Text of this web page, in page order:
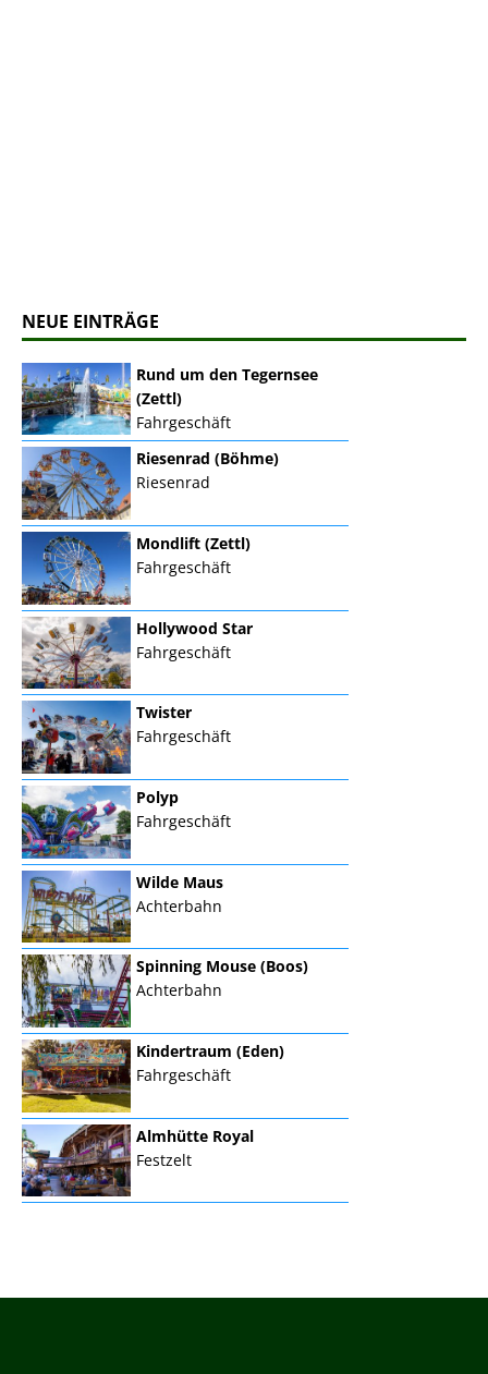
NEUE EINTRÄGE
Rund um den Tegernsee
(Zettl)
Fahrgeschäft
Riesenrad (Böhme)
Riesenrad
Mondlift (Zettl)
Fahrgeschäft
Hollywood Star
Fahrgeschäft
Twister
Fahrgeschäft
Polyp
Fahrgeschäft
Wilde Maus
Achterbahn
Spinning Mouse (Boos)
Achterbahn
Kindertraum (Eden)
Fahrgeschäft
Almhütte Royal
Festzelt